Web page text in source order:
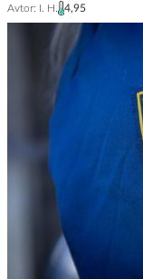
Avtor: I. H. 4,95